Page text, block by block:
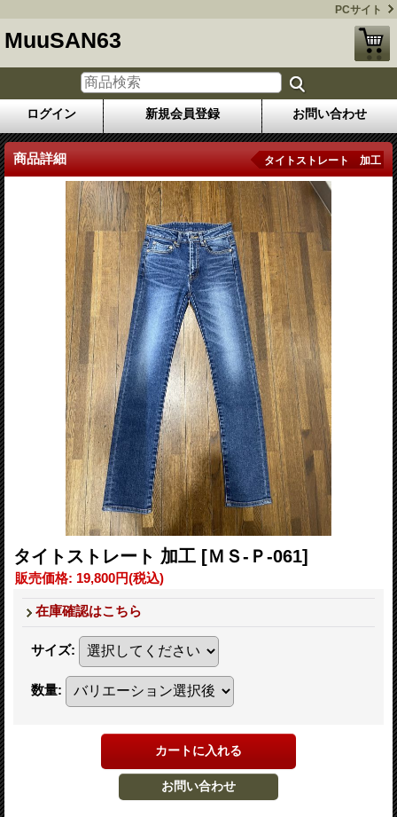
PCサイト
MuuSAN63
ログイン 新規会員登録 お問い合わせ
商品詳細 タイトストレート 加工
タイトストレート 加工 [ＭＳ-Ｐ-061]
販売価格: 19,800円(税込)
在庫確認はこちら
サイズ:
数量: